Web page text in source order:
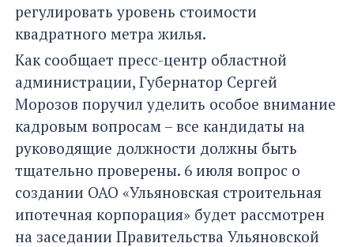
регулировать уровень стоимости
квадратного метра жилья.
Как сообщает пресс-центр областной
администрации, Губернатор Сергей
Морозов поручил уделить особое внимание
кадровым вопросам – все кандидаты на
руководящие должности должны быть
тщательно проверены. 6 июля вопрос о
создании ОАО «Ульяновская строительная
ипотечная корпорация» будет рассмотрен
на заседании Правительства Ульяновской